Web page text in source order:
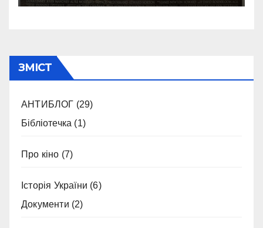
ЗМІСТ
АНТИБЛОГ (29)
Бібліотечка (1)
Про кіно (7)
Історія України (6)
Документи (2)